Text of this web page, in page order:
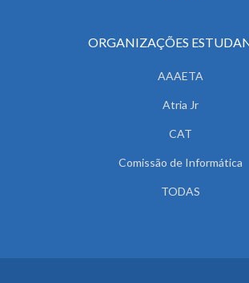
ORGANIZAÇÕES
AAAETA
Atria Jr
CAT
Comissão de Informática
TODAS